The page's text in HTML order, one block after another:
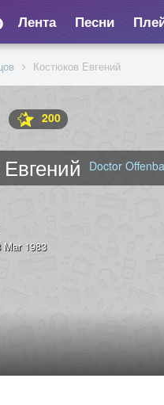
Лента Песни
Костюков Евгений
200
Doctor
Mar 1983